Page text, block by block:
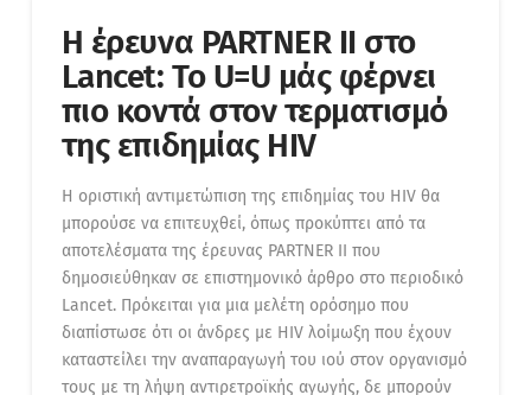
Η έρευνα PARTNER II στο
Lancet: Το U=U μάς φέρνει
πιο κοντά στον τερματισμό
της επιδημίας HIV
H οριστική αντιμετώπιση της επιδημίας του HIV θα
μπορούσε να επιτευχθεί, όπως προκύπτει από τα
αποτελέσματα της έρευνας PARTNER ΙΙ που
δημοσιεύθηκαν σε επιστημονικό άρθρο στο περιοδικό
Lancet. Πρόκειται για μια μελέτη ορόσημο που
διαπίστωσε ότι οι άνδρες με HIV λοίμωξη που έχουν
καταστείλει την αναπαραγωγή του ιού στον οργανισμό
τους με τη λήψη αντιρετροϊκής αγωγής, δε μπορούν